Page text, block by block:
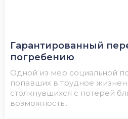
Гарантированный
погребению
Одной из мер социальной
попавших в трудное
столкнувшихся с потерей
возможность...